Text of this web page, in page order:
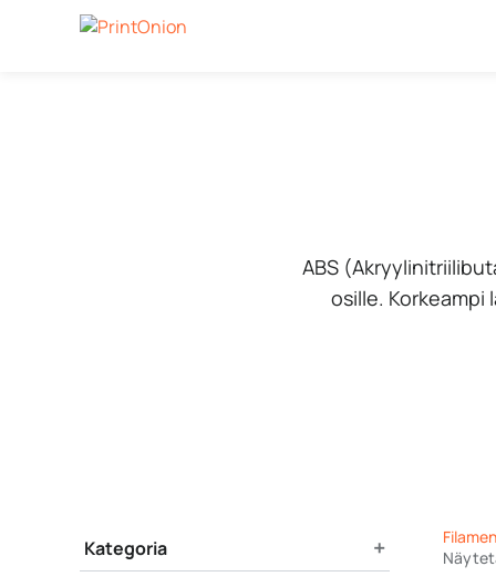
ABS
osille.
Product Filters
Kategoria +